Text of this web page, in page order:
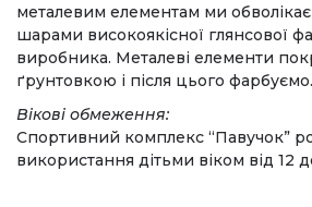
металевим елементам ми
шарами високоякісної глянсової
виробника. Металеві елементи
ґрунтовкою і після цього фарбуємо.
Вікові обмеження:
Спортивний комплекс “Павучок”
використання дітьми віком від 12